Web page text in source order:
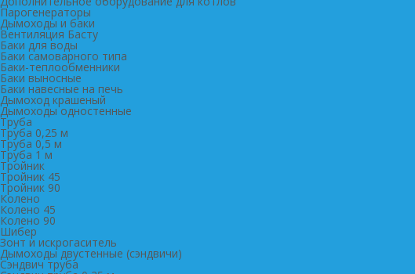
Парогенераторы
Дымоходы и баки
Вентиляция Басту
Баки для воды
Баки самоварного типа
Баки-теплообменники
Баки выносные
Баки навесные на печь
Дымоход крашеный
Дымоходы одностенные
Труба
Труба 0,25 м
Труба 0,5 м
Труба 1 м
Тройник
Тройник 45
Тройник 90
Колено
Колено 45
Колено 90
Шибер
Зонт и искрогаситель
Дымоходы двустенные (сэндвичи)
Сэндвич труба